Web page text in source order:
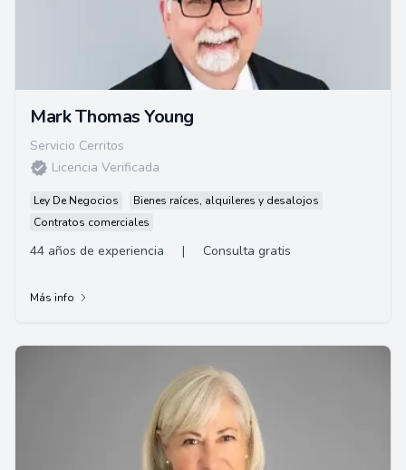
Mark Thomas Young
Servicio Cerritos
Licencia Verificada
Ley De Negocios
Bienes raíces, alquileres y desalojos
Contratos comerciales
44 años de experiencia | Consulta gratis
Más info